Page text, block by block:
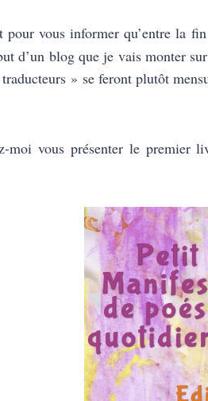
pour vous informer qu’entre la
d’un blog que je vais monter
» se feront plutôt
vous présenter le premier